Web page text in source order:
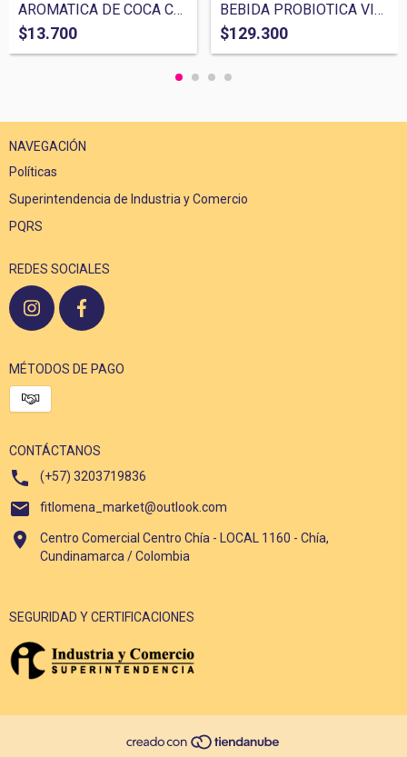
AROMATICA DE COCA COCA NASA 20 GR
$13.700
BEBIDA PROBIOTICA VITA BIOSA 500 ML/ 1L
$129.300
NAVEGACIÓN
Políticas
Superintendencia de Industria y Comercio
PQRS
REDES SOCIALES
MÉTODOS DE PAGO
CONTÁCTANOS
(+57) 3203719836
fitlomena_market@outlook.com
Centro Comercial Centro Chía - LOCAL 1160 - Chía,
Cundinamarca / Colombia
SEGURIDAD Y CERTIFICACIONES